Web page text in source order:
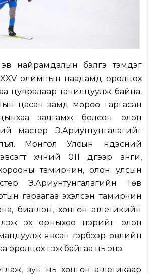
эв найрамдалын бэлгэ тэмдэг
олимпын наадамд оролцох
цувралаар танилцуулж байна.
цасан замд мөрөө гаргасан
залгамж болсон олон
мастер Э.Ариунтунгалагийг
Монгол Улсын үндэсний
хүчний 011 дүгээр анги,
тамирчин, олон улсын
Э.Ариунтунгалагийн Төв
гараагаа эхэлсэн тамирчин
биатлон, хөнгөн атлетикийн
эх орныхоо нэрийг олон
явсан тэрбээр өвлийн
оролцох гэж байгаа нь энэ.
зун нь хөнгөн атлетикаар